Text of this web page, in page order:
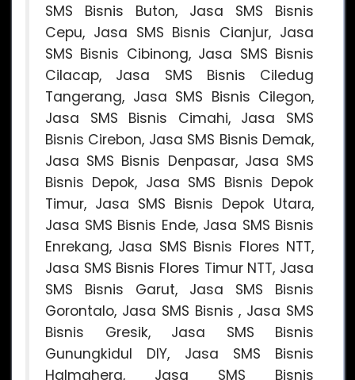
SMS Bisnis Buton, Jasa SMS Bisnis
Cepu, Jasa SMS Bisnis Cianjur, Jasa
SMS Bisnis Cibinong, Jasa SMS Bisnis
Cilacap, Jasa SMS Bisnis Ciledug
Tangerang, Jasa SMS Bisnis Cilegon,
Jasa SMS Bisnis Cimahi, Jasa SMS
Bisnis Cirebon, Jasa SMS Bisnis Demak,
Jasa SMS Bisnis Denpasar, Jasa SMS
Bisnis Depok, Jasa SMS Bisnis Depok
Timur, Jasa SMS Bisnis Depok Utara,
Jasa SMS Bisnis Ende, Jasa SMS Bisnis
Enrekang, Jasa SMS Bisnis Flores NTT,
Jasa SMS Bisnis Flores Timur NTT, Jasa
SMS Bisnis Garut, Jasa SMS Bisnis
Gorontalo, Jasa SMS Bisnis , Jasa SMS
Bisnis Gresik, Jasa SMS Bisnis
Gunungkidul DIY, Jasa SMS Bisnis
Halmahera, Jasa SMS Bisnis